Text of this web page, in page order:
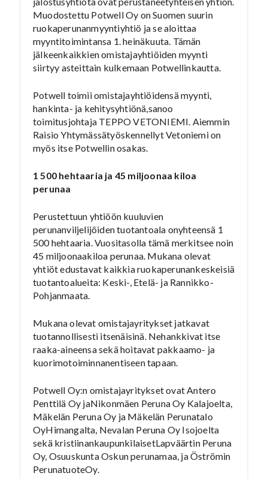
Muodostettu Potwell Oy on Suomen suurin
ruokaperunanmyyntiyhtiö ja se aloittaa
myyntitoimintansa 1. heinäkuuta. Tämän
jälkeenkaikkien omistajayhtiöiden myynti
siirtyy asteittain kulkemaan Potwellinkautta.
Potwell toimii omistajayhtiöidensä myynti,
hankinta- ja kehitysyhtiönä,sanoo
toimitusjohtaja TEPPO VETONIEMI. Aiemmin
Raisio Yhtymässätyöskennellyt Vetoniemi on
myös itse Potwellin osakas.
1 500 hehtaaria ja 45 miljoonaa kiloa
perunaa
Perustettuun yhtiöön kuuluvien
perunanviljelijöiden tuotantoala onyhteensä 1
500 hehtaaria. Vuositasolla tämä merkitsee noin
45 miljoonaakiloa perunaa. Mukana olevat
yhtiöt edustavat kaikkia ruokaperunankeskeisiä
tuotantoalueita: Keski-, Etelä- ja Rannikko-
Pohjanmaata.
Mukana olevat omistajayritykset jatkavat
tuotannollisesti itsenäisinä. Nehankkivat itse
raaka-aineensa sekä hoitavat pakkaamo- ja
kuorimotoiminnanentiseen tapaan.
Potwell Oy:n omistajayritykset ovat Antero
Penttilä Oy jaNikonmäen Peruna Oy Kalajoelta,
Mäkelän Peruna Oy ja Mäkelän Perunatalo
OyHimangalta, Nevalan Peruna Oy Isojoelta
sekä kristiinankaupunkilaisetLapväärtin Peruna
Oy, Osuuskunta Oskun perunamaa, ja Öströmin
PerunatuoteOy.